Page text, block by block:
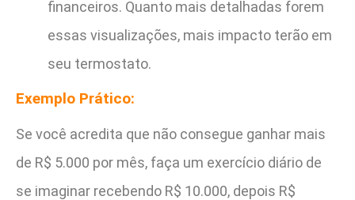
financeiros. Quanto mais detalhadas forem
essas visualizações, mais impacto terão em
seu termostato.
Exemplo Prático:
Se você acredita que não consegue ganhar mais
de R$ 5.000 por mês, faça um exercício diário de
se imaginar recebendo R$ 10.000, depois R$